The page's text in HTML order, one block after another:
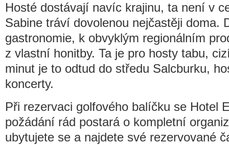
Hosté dostávají navíc krajinu, ta není v
Sabine tráví dovolenou nejčastěji doma.
gastronomie, k obvyklým regionálním
z vlastní honitby. Ta je pro hosty tabu,
minut je to odtud do středu Salcburku,
koncerty.
Při rezervaci golfového balíčku se Hotel
požádání rád postará o kompletní
ubytujete se a najdete své rezervované